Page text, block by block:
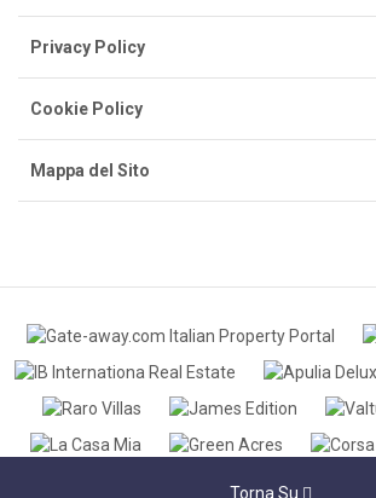
Privacy Policy
Cookie Policy
Mappa del Sito
Torna Su